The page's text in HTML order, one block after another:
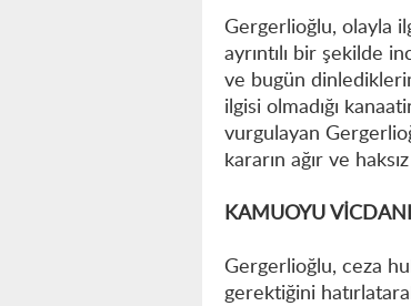
Gergerlioğlu, olayla
ayrıntılı bir şekilde
ve bugün
ilgisi olmadığı
vurgulayan
kararın ağır ve
KAMUOYU
Gergerlioğlu, ceza
gerektiğini